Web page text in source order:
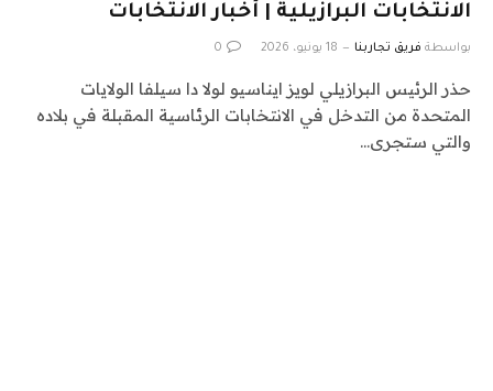
الانتخابات البرازيلية | أخبار الانتخابات
بواسطة فريق تجاربنا 18 يونيو، 2026 0
حذر الرئيس البرازيلي لويز ايناسيو لولا دا سيلفا الولايات
المتحدة من التدخل في الانتخابات الرئاسية المقبلة في بلاده
والتي ستجرى…